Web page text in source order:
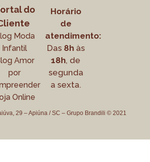
do
Moda
Infantil
Amor
por
Online
Horário
de
atendimento:
Das8hàs
18h, de
segunda
a sexta.
29 – Apiúna / SC – Grupo Brandili © 2021